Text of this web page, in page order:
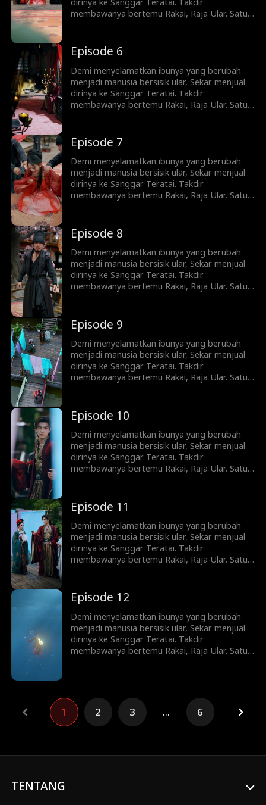
membawanya bertemu Rakai, Raja Ular. Satu
siluman dan diburu seluruh desa, Rakai
kembali setelah ujian langit. Ia menyelamatkan
Sekar—dan menyadari bahwa gadis itu adalah
putri orang yang pernah menyelamatkan
nyawanya.
Episode 6
Demi menyelamatkan ibunya yang berubah
menjadi manusia bersisik ular, Sekar menjual
dirinya ke Sanggar Teratai. Takdir
membawanya bertemu Rakai, Raja Ular. Satu
siluman dan diburu seluruh desa, Rakai
kembali setelah ujian langit. Ia menyelamatkan
Sekar—dan menyadari bahwa gadis itu adalah
putri orang yang pernah menyelamatkan
nyawanya.
Episode 7
Demi menyelamatkan ibunya yang berubah
menjadi manusia bersisik ular, Sekar menjual
dirinya ke Sanggar Teratai. Takdir
membawanya bertemu Rakai, Raja Ular. Satu
siluman dan diburu seluruh desa, Rakai
kembali setelah ujian langit. Ia menyelamatkan
Sekar—dan menyadari bahwa gadis itu adalah
putri orang yang pernah menyelamatkan
nyawanya.
Episode 8
Demi menyelamatkan ibunya yang berubah
menjadi manusia bersisik ular, Sekar menjual
dirinya ke Sanggar Teratai. Takdir
membawanya bertemu Rakai, Raja Ular. Satu
siluman dan diburu seluruh desa, Rakai
kembali setelah ujian langit. Ia menyelamatkan
Sekar—dan menyadari bahwa gadis itu adalah
putri orang yang pernah menyelamatkan
nyawanya.
Episode 9
Demi menyelamatkan ibunya yang berubah
menjadi manusia bersisik ular, Sekar menjual
dirinya ke Sanggar Teratai. Takdir
membawanya bertemu Rakai, Raja Ular. Satu
siluman dan diburu seluruh desa, Rakai
kembali setelah ujian langit. Ia menyelamatkan
Sekar—dan menyadari bahwa gadis itu adalah
putri orang yang pernah menyelamatkan
nyawanya.
Episode 10
Demi menyelamatkan ibunya yang berubah
menjadi manusia bersisik ular, Sekar menjual
dirinya ke Sanggar Teratai. Takdir
membawanya bertemu Rakai, Raja Ular. Satu
siluman dan diburu seluruh desa, Rakai
kembali setelah ujian langit. Ia menyelamatkan
Sekar—dan menyadari bahwa gadis itu adalah
putri orang yang pernah menyelamatkan
nyawanya.
Episode 11
Demi menyelamatkan ibunya yang berubah
menjadi manusia bersisik ular, Sekar menjual
dirinya ke Sanggar Teratai. Takdir
membawanya bertemu Rakai, Raja Ular. Satu
siluman dan diburu seluruh desa, Rakai
kembali setelah ujian langit. Ia menyelamatkan
Sekar—dan menyadari bahwa gadis itu adalah
putri orang yang pernah menyelamatkan
nyawanya.
Episode 12
Demi menyelamatkan ibunya yang berubah
menjadi manusia bersisik ular, Sekar menjual
dirinya ke Sanggar Teratai. Takdir
membawanya bertemu Rakai, Raja Ular. Satu
kembali setelah ujian langit. Ia menyelamatkan
Sekar—dan menyadari bahwa gadis itu adalah
putri orang yang pernah menyelamatkan
nyawanya.
1 2 3 ... 6
TENTANG